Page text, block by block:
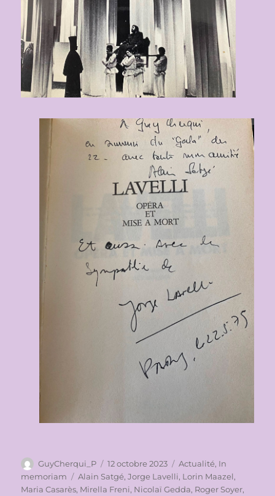
Auteur
GuyCherqui_P
Publié
le
12 octobre 2023 Catégories
Actualité, In
memoriam
Étiquettes
Alain Satgé,Jorge Lavelli, Lorin Maazel,
Maria Casarès, Mirella Freni, Nicolaï Gedda, Roger Soyer,